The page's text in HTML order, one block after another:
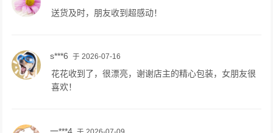
送货及时，朋友收到超感动！
s***6 于 2026-07-16
花花收到了，很漂亮，谢谢店主的精心包装，女朋友很
喜欢！